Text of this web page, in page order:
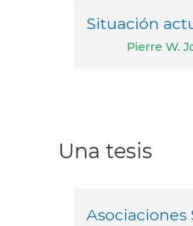
Situación
Pierre W.
Una tesis
Asociaciones